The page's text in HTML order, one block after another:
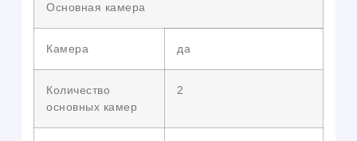
Основная камера
Камера да
Количество
основных камер
2